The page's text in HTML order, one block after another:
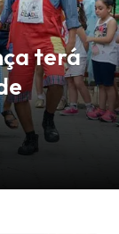
terá